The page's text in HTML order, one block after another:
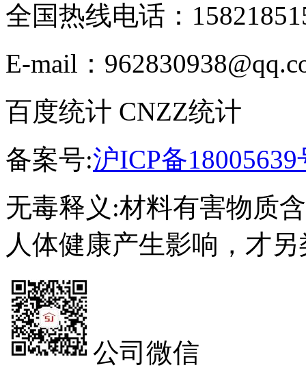
全国热线电话：
E-mail：
百度统计 CNZZ统计
备案号:沪ICP备18005639
无毒释义:材料有害物质
人体健康产生影响，才
公司微信